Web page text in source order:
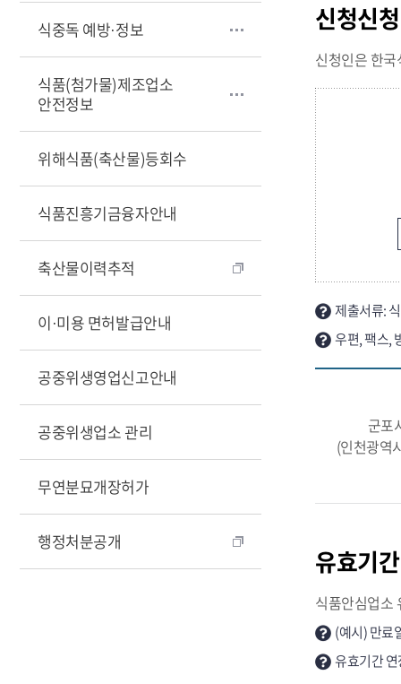
식중독 예방·정보
식품(첨가물)제조업소
안전정보
위해식품(축산물)등회수
식품진흥기금융자안내
축산물이력추적
이·미용 면허발급안내
공중위생영업신고안내
공중위생업소 관리
무연분묘개장허가
행정처분공개
신청신청
신청인은 한
제출서류:
우편, 팩스,
군포
(인천광역
유효기
식품안심업소
(예시) 만료
유효기간